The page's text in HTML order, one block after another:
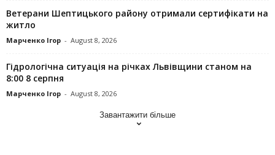
Ветерани Шептицького району отримали сертифікати на
житло
Марченко Ігор - August 8, 2026
Гідрологічна ситуація на річках Львівщини станом на
8:00 8 серпня
Марченко Ігор - August 8, 2026
Завантажити більше